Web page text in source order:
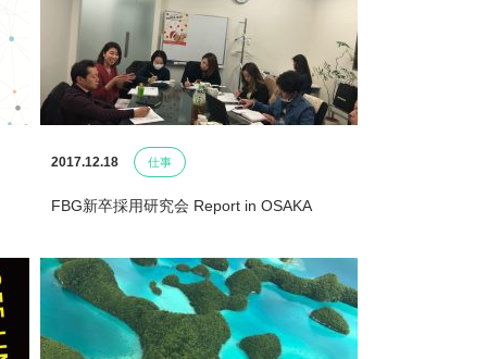
2017.12.18 仕事
FBG新卒採用研究会 Report in OSAKA